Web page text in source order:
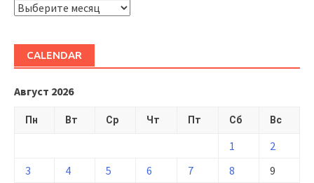
ARHIVĂ
CALENDAR
Август 2026
Пн Вт Ср Чт Пт Сб Вс
1
2
3
4 5 6 7 8
9